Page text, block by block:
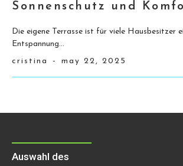
Sonnenschutz und
Die eigene Terrasse ist für viele Hausbesitzer
Entspannung...
cristina
- may 22, 2025
Auswahl des